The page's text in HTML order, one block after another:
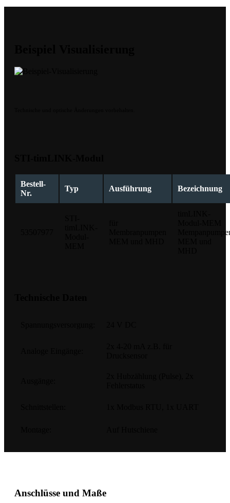
Bestell-
Nr.
Typ Ausführung Bezeichnung
Anschlüsse und Maße